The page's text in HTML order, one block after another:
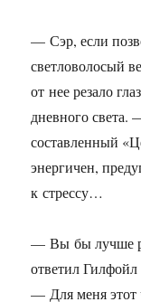
— Сэр, если
светловолосый
от нее резало
дневного света.
составленный
энергичен,
к стрессу…
— Вы бы лучше
ответил
— Для меня этот